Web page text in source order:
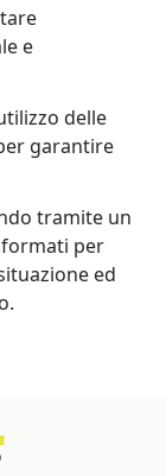
e
delle
garantire
tramite un
per
ed